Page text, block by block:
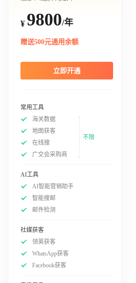
¥ 9800/年
赠送500元通用余额
立即开通
常用工具
海关数据
地图获客
在线搜
广交会采购商
不限
AI工具
AI智能营销助手
智能搜邮
邮件检测
社媒获客
领英获客
WhatsApp获客
Facebook获客